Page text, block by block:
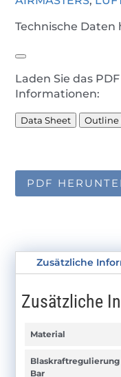
Technische
Laden Sie das
Informationen:
Data Sheet Outline
PDF
Zusätzliche
Zusätzliche
Material
Blaskraftregulierung
Bar